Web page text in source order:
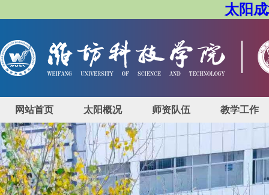
太阳
网站首页 太阳概况 师资队伍 教学工作